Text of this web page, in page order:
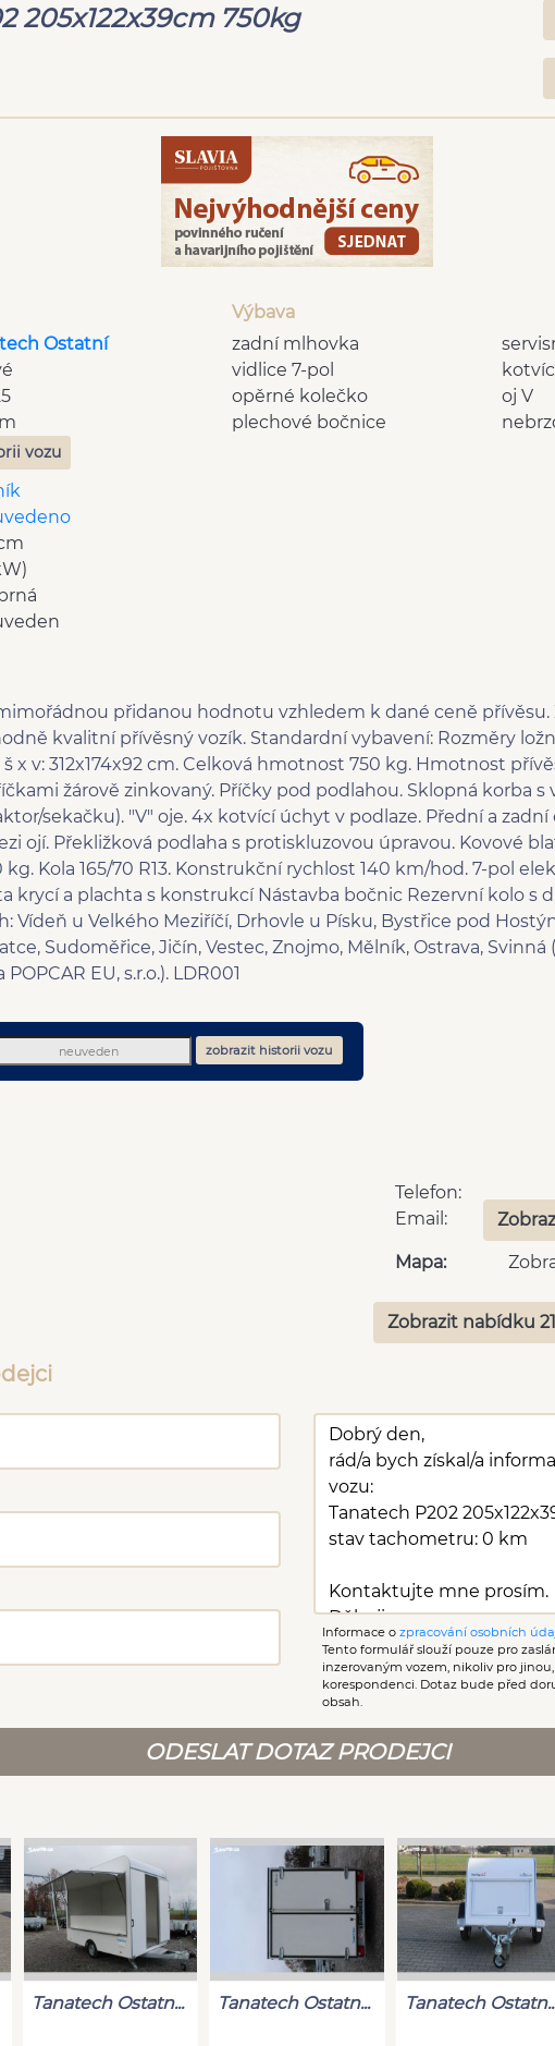
205x122x39cm 750kg
Ostatní
vozu
Výbava
zadní mlhovka
vidlice 7-pol
oj V
opěrné kolečko
plechové bočnice
přidanou hodnotu vzhledem k dané ceně
kvalitní přívěsný vozík. Standardní vybavení: Rozměry
x v: 312x174x92 cm. Celková hmotnost 750 kg. Hmotnost
žárově zinkovaný. Příčky pod podlahou. Sklopná korba s
sekačku). "V" oje. 4x kotvící úchyt v podlaze. Přední a
ojí. Překližková podlaha s protiskluzovou úpravou. Kovové
Kola 165/70 R13. Konstrukční rychlost 140 km/hod. 7-pol
krycí a plachta s konstrukcí Nástavba bočnic Rezervní kolo s
Vídeň u Velkého Meziříčí, Drhovle u Písku, Bystřice pod
Sudoměřice, Jičín, Vestec, Znojmo, Mělník, Ostrava, Svinná
EU, s.r.o.). LDR001
zobrazit historii vozu
Telefon:
Email:
Mapa:
Zobrazit nabídku
Informace o zpracování osobních
Tento formulář slouží pouze pro
inzerovaným vozem, nikoliv pro
korespondenci. Dotaz bude před
obsah.
ODESLAT DOTAZ PRODEJCI
Tanatech Ostatn... Tanatech Ostatn... Tanatech